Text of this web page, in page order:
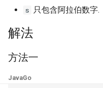
符串
17. 含有所有字符的最短字
s
只包含阿拉伯数字.
解法
方法一
JavaGo